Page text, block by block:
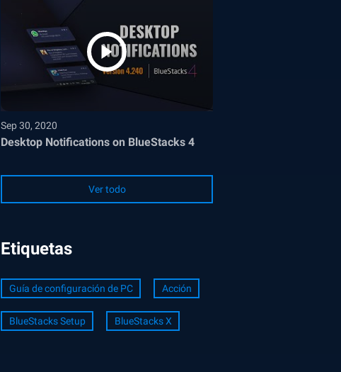
Sep 30, 2020
Desktop Notifications on BlueStacks 4
Ver todo
Etiquetas
Guía de configuración de PC Acción
BlueStacks Setup BlueStacks X